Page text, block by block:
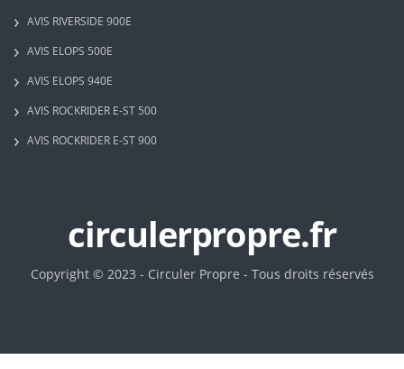
AVIS RIVERSIDE 900E
AVIS ELOPS 500E
AVIS ELOPS 940E
AVIS ROCKRIDER E-ST 500
AVIS ROCKRIDER E-ST 900
circulerpropre.fr
Copyright © 2023 - Circuler Propre - Tous droits réservés